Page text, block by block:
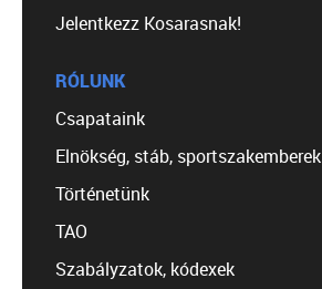
Jelentkezz Kosarasnak!
RÓLUNK
Csapataink
Elnökség, stáb, sportszakemberek
Történetünk
TAO
Szabályzatok, kódexek